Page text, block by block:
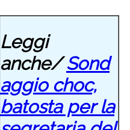
Leggi
anche/Sond
aggio choc,
batosta per la